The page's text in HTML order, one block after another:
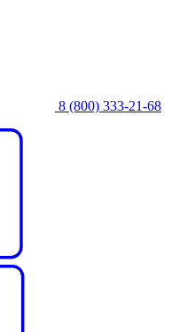
8 (800) 333‑21-68